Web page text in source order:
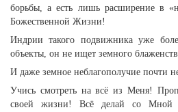
борьбы, а есть лишь расширение в
Божественной Жизни!
Индрии такого подвижника уже
объекты, он не ищет земного
И даже земное неблагополучие почти
Учись смотреть на всё из Меня!
своей жизни! Всё делай со